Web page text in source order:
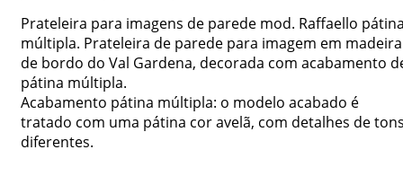
Prateleira para imagens de parede mod. Raffaello
múltipla. Prateleira de parede para imagem em madeira
de bordo do Val Gardena, decorada com acabamento
pátina múltipla.
Acabamento pátina múltipla: o modelo acabado é
tratado com uma pátina cor avelã, com detalhes de
diferentes.